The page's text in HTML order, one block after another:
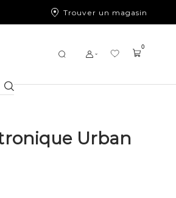
Trouver un magasin
Chercher
0
Urban